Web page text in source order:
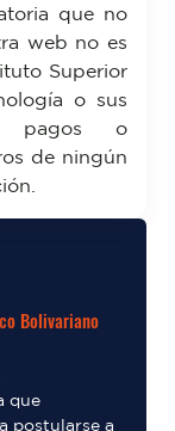
Bolivariano
que
postularse a
que no
web no es
Superior
o sus
pagos o
de ningún